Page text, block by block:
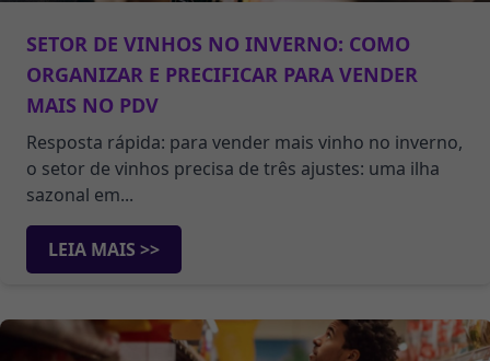
SETOR DE VINHOS NO INVERNO: COMO
ORGANIZAR E PRECIFICAR PARA VENDER
MAIS NO PDV
Resposta rápida: para vender mais vinho no inverno,
o setor de vinhos precisa de três ajustes: uma ilha
sazonal em...
LEIA MAIS >>